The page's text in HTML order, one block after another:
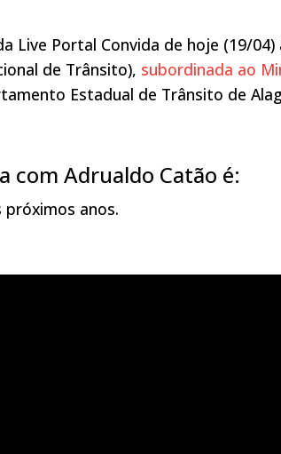
Live Portal Convida de hoje (19/04)
de Trânsito), subordinada ao
Estadual de Trânsito de
com Adrualdo Catão é:
próximos anos.